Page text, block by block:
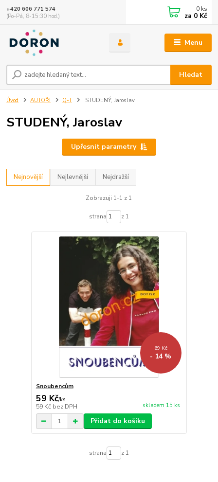
Menu
Hledat
+420 606 771 574
(Po-Pá, 8-15:30 hod.)
0 ks
za 0 Kč
Úvod AUTOŘI Q-T STUDENÝ, Jaroslav
STUDENÝ, Jaroslav
Upřesnit parametry
Nejnovější Nejlevnější Nejdražší
Zobrazuji 1-1 z 1
strana z 1
69 Kč
- 14 %
Snoubencům
59 Kč/ks
59 Kč bez DPH skladem 15 ks
Přidat do košíku
strana z 1